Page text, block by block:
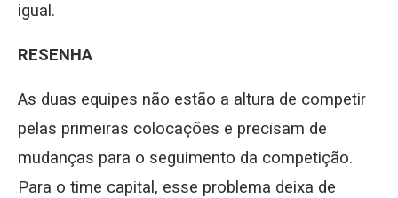
igual.
RESENHA
As duas equipes não estão a altura de competir
pelas primeiras colocações e precisam de
mudanças para o seguimento da competição.
Para o time capital, esse problema deixa de